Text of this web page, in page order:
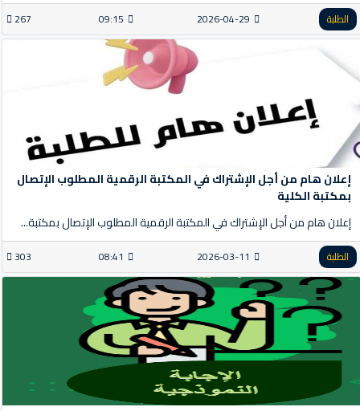
الطلبة 2026-04-29
09:15
267
إعلان هام من أجل الإشتراك في المكتبة الرقمية المطلوب الإتصال
بمكتبة الكلية
إعلان هام من أجل الإشتراك في المكتبة الرقمية المطلوب الإتصال بمكتبة...
الطلبة 2026-03-11
08:41
303